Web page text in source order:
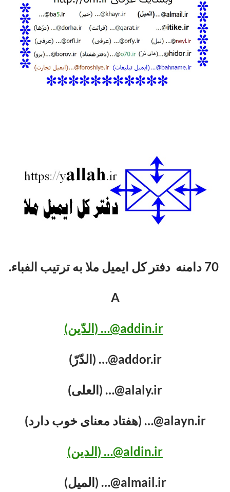
A
addin.ir@… (الدّین)
addor.ir@… (الدّرّ)
alaly.ir@… (العلی)
alayn.ir@… (هفتاد معنای خوب دارد)
aldin.ir@… (الدین)
almail.ir@… (المیل)